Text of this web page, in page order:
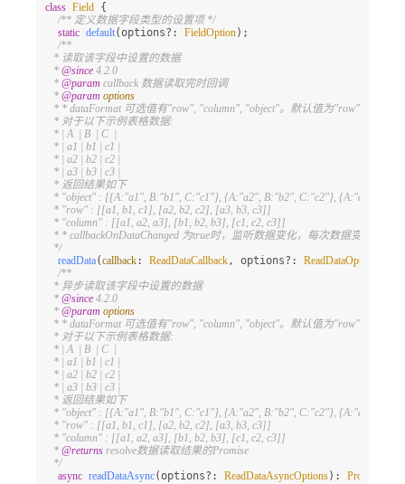
class Field {
/** 定义数据字段类型的设置项 */
static default(options?: FieldOption);
/**
   * 读取该字段中设置的数据
   *
@since 4.2.0
   *
@param callback 数据读取完时回调
   *
@param options
   * * dataFormat 可选值有"row", "column", "object"。默认值为"row"
   * 对于以下示例表格数据:
   * | A  | B  | C  |
   * | a1 | b1 | c1 |
   * | a2 | b2 | c2 |
   * | a3 | b3 | c3 |
   * 返回结果如下
* "object" : [{A:"a1", B:"b1", C:"c1"}, {A:"a2", B:"b2", C:"c2"}, {A:"a3",
   * "row" : [[a1, b1, c1], [a2, b2, c2], [a3, b3, c3]]
   * "column" : [[a1, a2, a3], [b1, b2, b3], [c1, c2, c3]]
* * callbackOnDataChanged 为true时，监听数据变化，每次数据变化时都会
   */
readData(callback: ReadDataCallback, options?: ReadDataOptions
/**
   * 异步读取该字段中设置的数据
   *
@since 4.2.0
   *
@param options
   * * dataFormat 可选值有"row", "column", "object"。默认值为"row"
   * 对于以下示例表格数据:
   * | A  | B  | C  |
   * | a1 | b1 | c1 |
   * | a2 | b2 | c2 |
   * | a3 | b3 | c3 |
   * 返回结果如下
* "object" : [{A:"a1", B:"b1", C:"c1"}, {A:"a2", B:"b2", C:"c2"}, {A:"a3",
   * "row" : [[a1, b1, c1], [a2, b2, c2], [a3, b3, c3]]
   * "column" : [[a1, a2, a3], [b1, b2, b3], [c1, c2, c3]]
   *
@returns resolve数据读取结果的Promise
   */
async readDataAsync(options?: ReadDataAsyncOptions): Promise